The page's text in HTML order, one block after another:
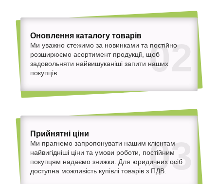
02
Оновлення каталогу товарів
Ми уважно стежимо за новинками та постійно
розширюємо асортимент продукції, щоб
задовольняти найвишуканіші запити наших
покупців.
03
Прийнятні ціни
Ми прагнемо запропонувати нашим клієнтам
найвигідніші ціни та умови роботи, постійним
покупцям надаємо знижки. Для юридичних осіб
доступна можливість купівлі товарів з ПДВ.